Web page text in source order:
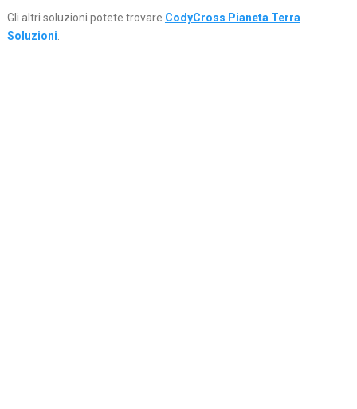
Gli altri soluzioni potete trovare CodyCross Pianeta Terra
Soluzioni.